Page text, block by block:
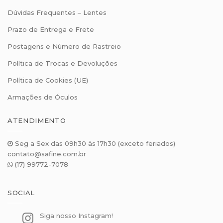
Dúvidas Frequentes – Lentes
Prazo de Entrega e Frete
Postagens e Número de Rastreio
Política de Trocas e Devoluções
Política de Cookies (UE)
Armações de Óculos
ATENDIMENTO
Seg a Sex das 09h30 às 17h30 (exceto feriados)
contato@safine.com.br
(17) 99772-7078
SOCIAL
Siga nosso Instagram!